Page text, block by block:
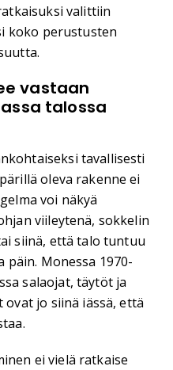
valittiin
koko perustusten
vastaan
talossa
tavallisesti
oleva rakenne ei
voi näkyä
viileytenä, sokkelin
siinä, että talo tuntuu
päin. Monessa 1970-
salaojat, täytöt ja
jo siinä iässä, että
ei vielä ratkaise